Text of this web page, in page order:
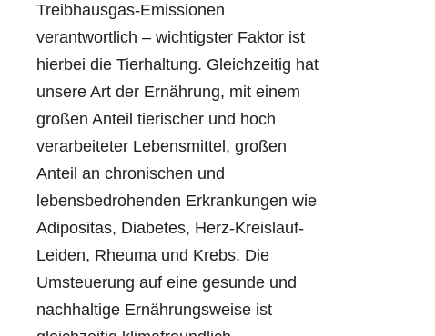
Treibhausgas-Emissionen
verantwortlich – wichtigster Faktor ist
hierbei die Tierhaltung. Gleichzeitig hat
unsere Art der Ernährung, mit einem
großen Anteil tierischer und hoch
verarbeiteter Lebensmittel, großen
Anteil an chronischen und
lebensbedrohenden Erkrankungen wie
Adipositas, Diabetes, Herz-Kreislauf-
Leiden, Rheuma und Krebs. Die
Umsteuerung auf eine gesunde und
nachhaltige Ernährungsweise ist